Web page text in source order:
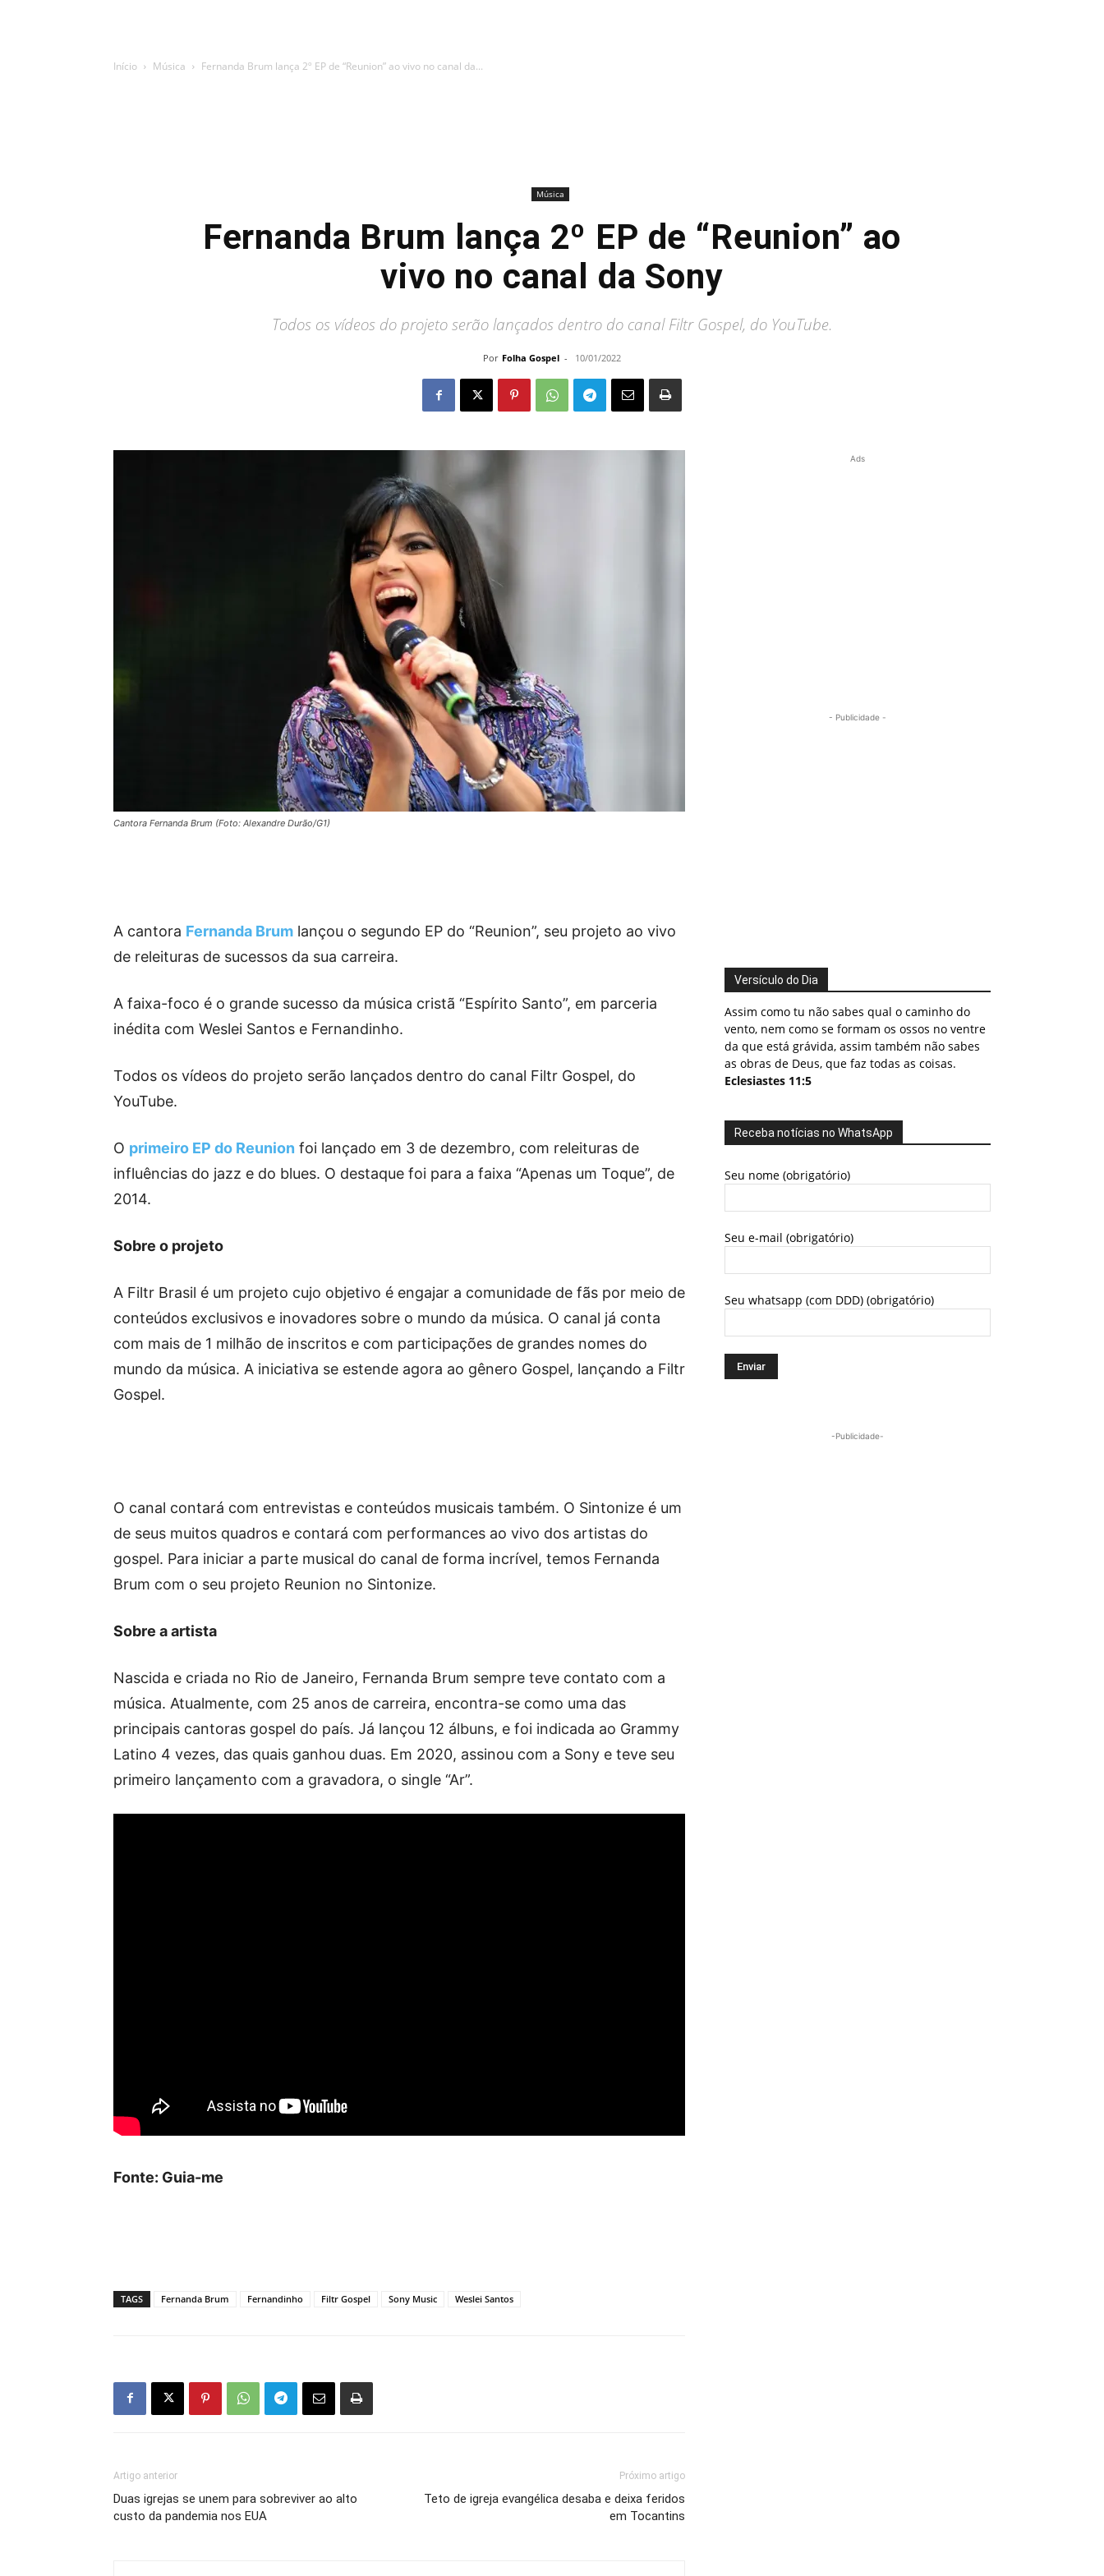
Início Música Fernanda Brum lança 2º EP de “Reunion” ao vivo no canal da...
Música
Fernanda Brum lança 2º EP de “Reunion” ao
vivo no canal da Sony
Todos os vídeos do projeto serão lançados dentro do canal Filtr Gospel, do YouTube.
Por Folha Gospel - 10/01/2022
Cantora Fernanda Brum (Foto: Alexandre Durão/G1)
A cantora Fernanda Brum lançou o segundo EP do “Reunion”, seu projeto ao vivo
de releituras de sucessos da sua carreira.
A faixa-foco é o grande sucesso da música cristã “Espírito Santo”, em parceria
inédita com Weslei Santos e Fernandinho.
Todos os vídeos do projeto serão lançados dentro do canal Filtr Gospel, do
YouTube.
O primeiro EP do Reunion foi lançado em 3 de dezembro, com releituras de
influências do jazz e do blues. O destaque foi para a faixa “Apenas um Toque”, de
2014.
Sobre o projeto
A Filtr Brasil é um projeto cujo objetivo é engajar a comunidade de fãs por meio de
conteúdos exclusivos e inovadores sobre o mundo da música. O canal já conta
com mais de 1 milhão de inscritos e com participações de grandes nomes do
mundo da música. A iniciativa se estende agora ao gênero Gospel, lançando a Filtr
Gospel.
O canal contará com entrevistas e conteúdos musicais também. O Sintonize é um
de seus muitos quadros e contará com performances ao vivo dos artistas do
gospel. Para iniciar a parte musical do canal de forma incrível, temos Fernanda
Brum com o seu projeto Reunion no Sintonize.
Sobre a artista
Nascida e criada no Rio de Janeiro, Fernanda Brum sempre teve contato com a
música. Atualmente, com 25 anos de carreira, encontra-se como uma das
principais cantoras gospel do país. Já lançou 12 álbuns, e foi indicada ao Grammy
Latino 4 vezes, das quais ganhou duas. Em 2020, assinou com a Sony e teve seu
primeiro lançamento com a gravadora, o single “Ar”.
Fonte: Guia-me
TAGS Fernanda Brum Fernandinho Filtr Gospel Sony Music Weslei Santos
Artigo anterior
Duas igrejas se unem para sobreviver ao alto
custo da pandemia nos EUA
Próximo artigo
Teto de igreja evangélica desaba e deixa feridos
em Tocantins
Ads
- Publicidade -
Versículo do Dia
Assim como tu não sabes qual o caminho do
vento, nem como se formam os ossos no ventre
da que está grávida, assim também não sabes
as obras de Deus, que faz todas as coisas.
Eclesiastes 11:5
Receba notícias no WhatsApp
Seu nome (obrigatório)
Seu e-mail (obrigatório)
Seu whatsapp (com DDD) (obrigatório)
-Publicidade-